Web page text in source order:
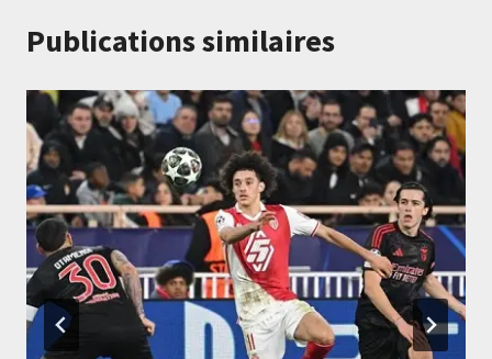
Publications similaires